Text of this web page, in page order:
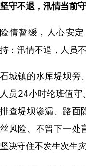
坚守不退，汛情当前
险情暂缓，人心安
持：汛情不退，人员
石城镇的水库堤坝旁
人员24小时轮班值
排查堤坝渗漏、路面
丝风险、不留下一处
坚决守住不发生次生灾